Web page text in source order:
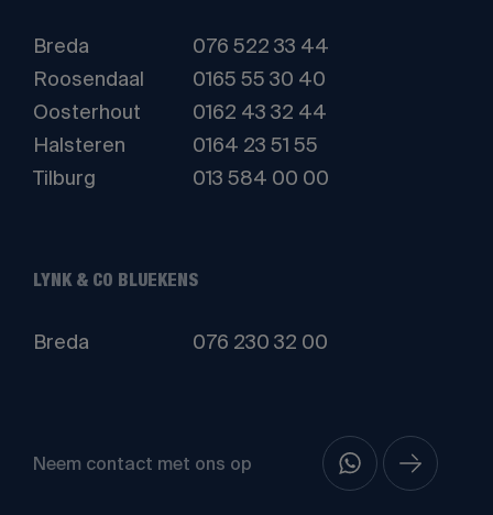
Breda
076 522 33 44
Roosendaal
0165 55 30 40
Oosterhout
0162 43 32 44
Halsteren
0164 23 51 55
Tilburg
013 584 00 00
LYNK & CO BLUEKENS
Breda 076 230 32 00
Neem contact met ons op